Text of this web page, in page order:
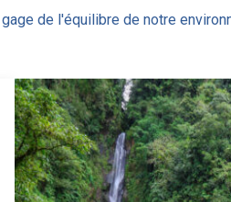
de l'équilibre de notre